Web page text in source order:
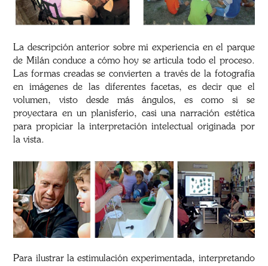
La descripción anterior sobre mi experiencia en el parque
de Milán conduce a cómo hoy se articula todo el proceso.
Las formas creadas se convierten a través de la fotografía
en imágenes de las diferentes facetas, es decir que el
volumen, visto desde más ángulos, es como si se
proyectara en un planisferio, casi una narración estética
para propiciar la interpretación intelectual originada por
la vista.
Para ilustrar la estimulación experimentada, interpretando